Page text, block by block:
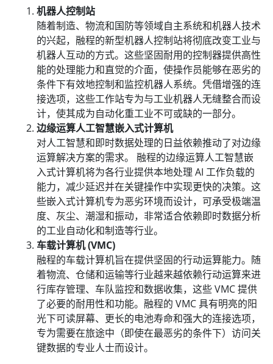
机器人控制站
随着制造、物流和国防等领域自主系统和机器人技术
的兴起，融程的新型机器人控制站将彻底改变工业与
机器人互动的方式。这些坚固耐用的控制器提供高性
能的处理能力和直觉的介面，使操作员能够在恶劣的
条件下有效地控制和监控机器人系统。凭借增强的连
接选项，这些工作站专为与工业机器人无缝整合而设
计，使其成为自动化重工业不可或缺的一部分。
边缘运算人工智慧嵌入式计算机
对人工智慧和即时数据处理的日益依赖推动了对边缘
运算解决方案的需求。 融程的边缘运算人工智慧嵌
入式计算机将为各行业提供本地处理 AI 工作负载的
能力，减少延迟并在关键操作中实现更快的决策。这
些嵌入式计算机专为恶劣环境而设计，可承受极端温
度、灰尘、潮湿和振动，非常适合依赖即时数据分析
的工业自动化和制造等行业。
车载计算机 (VMC)
融程的车载计算机旨在提供坚固的行动运算能力。随
着物流、仓储和运输等行业越来越依赖行动运算来进
行库存管理、车队监控和数据收集，这些 VMC 提供
了必要的耐用性和功能。融程的 VMC 具有明亮的阳
光下可读屏幕、更长的电池寿命和强大的连接选项，
专为需要在旅途中（即使在最恶劣的条件下）访问关
键数据的专业人士而设计。